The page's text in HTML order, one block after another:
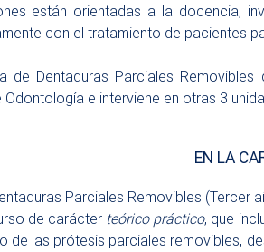
están orientadas a la docencia,
con el tratamiento de pacientes
de Dentaduras Parciales
Odontología e interviene en otras 3
EN LA
Parciales Removibles (Tercer
de carácter teórico práctico, que
de las prótesis parciales removibles,